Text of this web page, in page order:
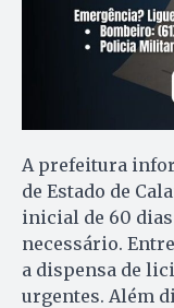
A prefeitura
de Estado de
inicial de 60
necessário.
a dispensa de
urgentes. Além